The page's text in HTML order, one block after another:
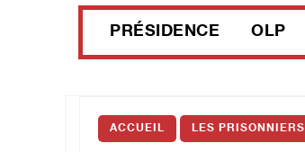
PRÉSIDENCE OLP
ACCUEIL LES PRISONNIERS